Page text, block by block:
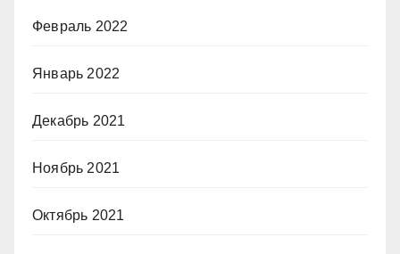
Февраль 2022
Январь 2022
Декабрь 2021
Ноябрь 2021
Октябрь 2021